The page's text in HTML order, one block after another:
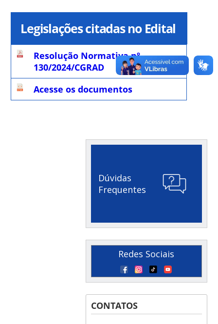
Legislações citadas no Edital
Resolução Normativa nº
130/2024/CGRAD
Acesse os documentos
Dúvidas
Frequentes
Redes Sociais
CONTATOS